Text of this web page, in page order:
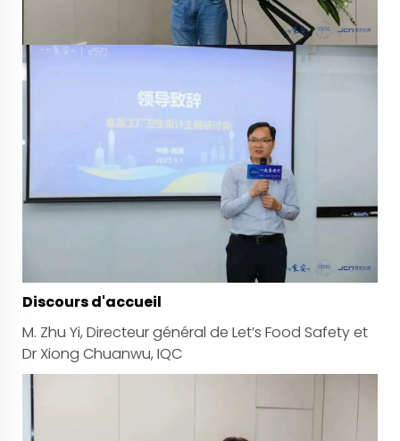
Discours d'accueil
M. Zhu Yi, Directeur général de Let’s Food Safety et
Dr Xiong Chuanwu, IQC